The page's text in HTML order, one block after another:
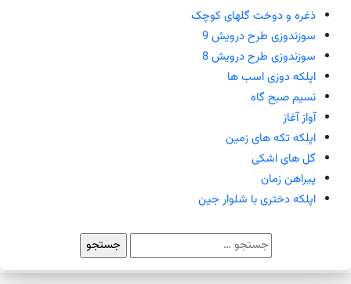
ذغره و دوخت گلهای کوچک
سوزندوزی طرح درویش 9
سوزندوزی طرح درویش 8
اپلکه دوزی اسب ها
نسیم صبح گاه
آواز آغاز
اپلکه تکه های زمین
گل های اشکی
پیراهن زمان
اپلکه دختری با شلوار جین
جستجو